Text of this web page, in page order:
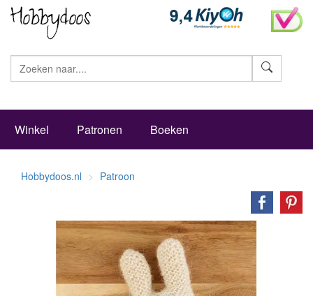
Winkel Patronen Boeken
Hobbydoos.nl Patroon